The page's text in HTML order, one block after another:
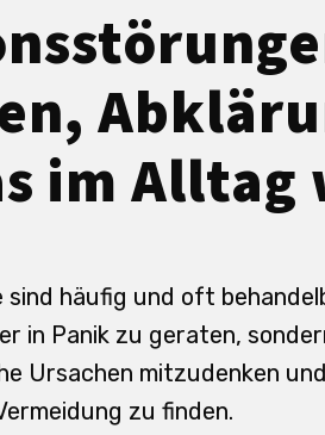
im
sind häufig und oft
in Panik zu geraten,
Ursachen mitzudenken
zu finden.